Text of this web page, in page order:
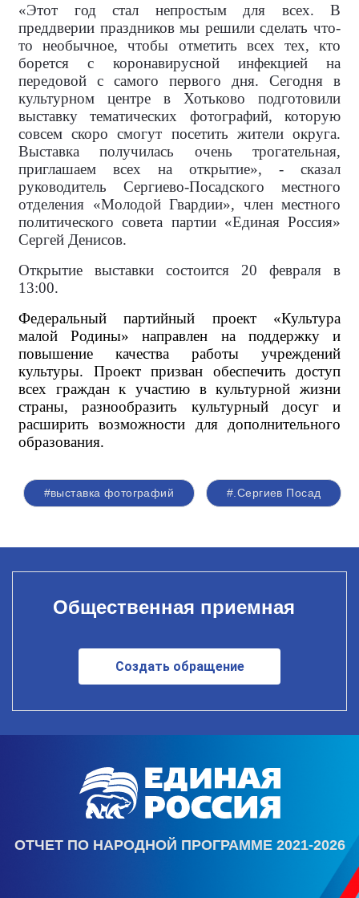
«Этот год стал непростым для всех. В
преддверии праздников мы решили сделать что-
то необычное, чтобы отметить всех тех, кто
борется с коронавирусной инфекцией на
передовой с самого первого дня. Сегодня в
культурном центре в Хотьково подготовили
выставку тематических фотографий, которую
совсем скоро смогут посетить жители округа.
Выставка получилась очень трогательная,
приглашаем всех на открытие», - сказал
руководитель Сергиево-Посадского местного
отделения «Молодой Гвардии», член местного
политического совета партии «Единая Россия»
Сергей Денисов.
Открытие выставки состоится 20 февраля в
13:00.
Федеральный партийный проект «Культура
малой Родины» направлен на поддержку и
повышение качества работы учреждений
культуры. Проект призван обеспечить доступ
всех граждан к участию в культурной жизни
страны, разнообразить культурный досуг и
расширить возможности для дополнительного
образования.
#выставка фотографий #.Сергиев Посад
Общественная приемная
Создать обращение
ОТЧЕТ ПО НАРОДНОЙ ПРОГРАММЕ 2021-2026